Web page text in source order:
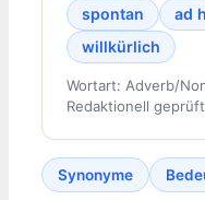
spontan ad
willkürlich
Wortart: Adverb/
Redaktionell
Synonyme